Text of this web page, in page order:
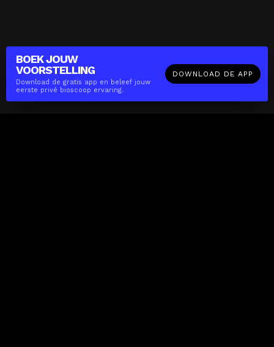
BOEK JOUW
VOORSTELLING
Download de gratis app en beleef jouw
eerste privé bioscoop ervaring.
DOWNLOAD DE APP